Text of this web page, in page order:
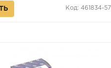
Код: 461834-57